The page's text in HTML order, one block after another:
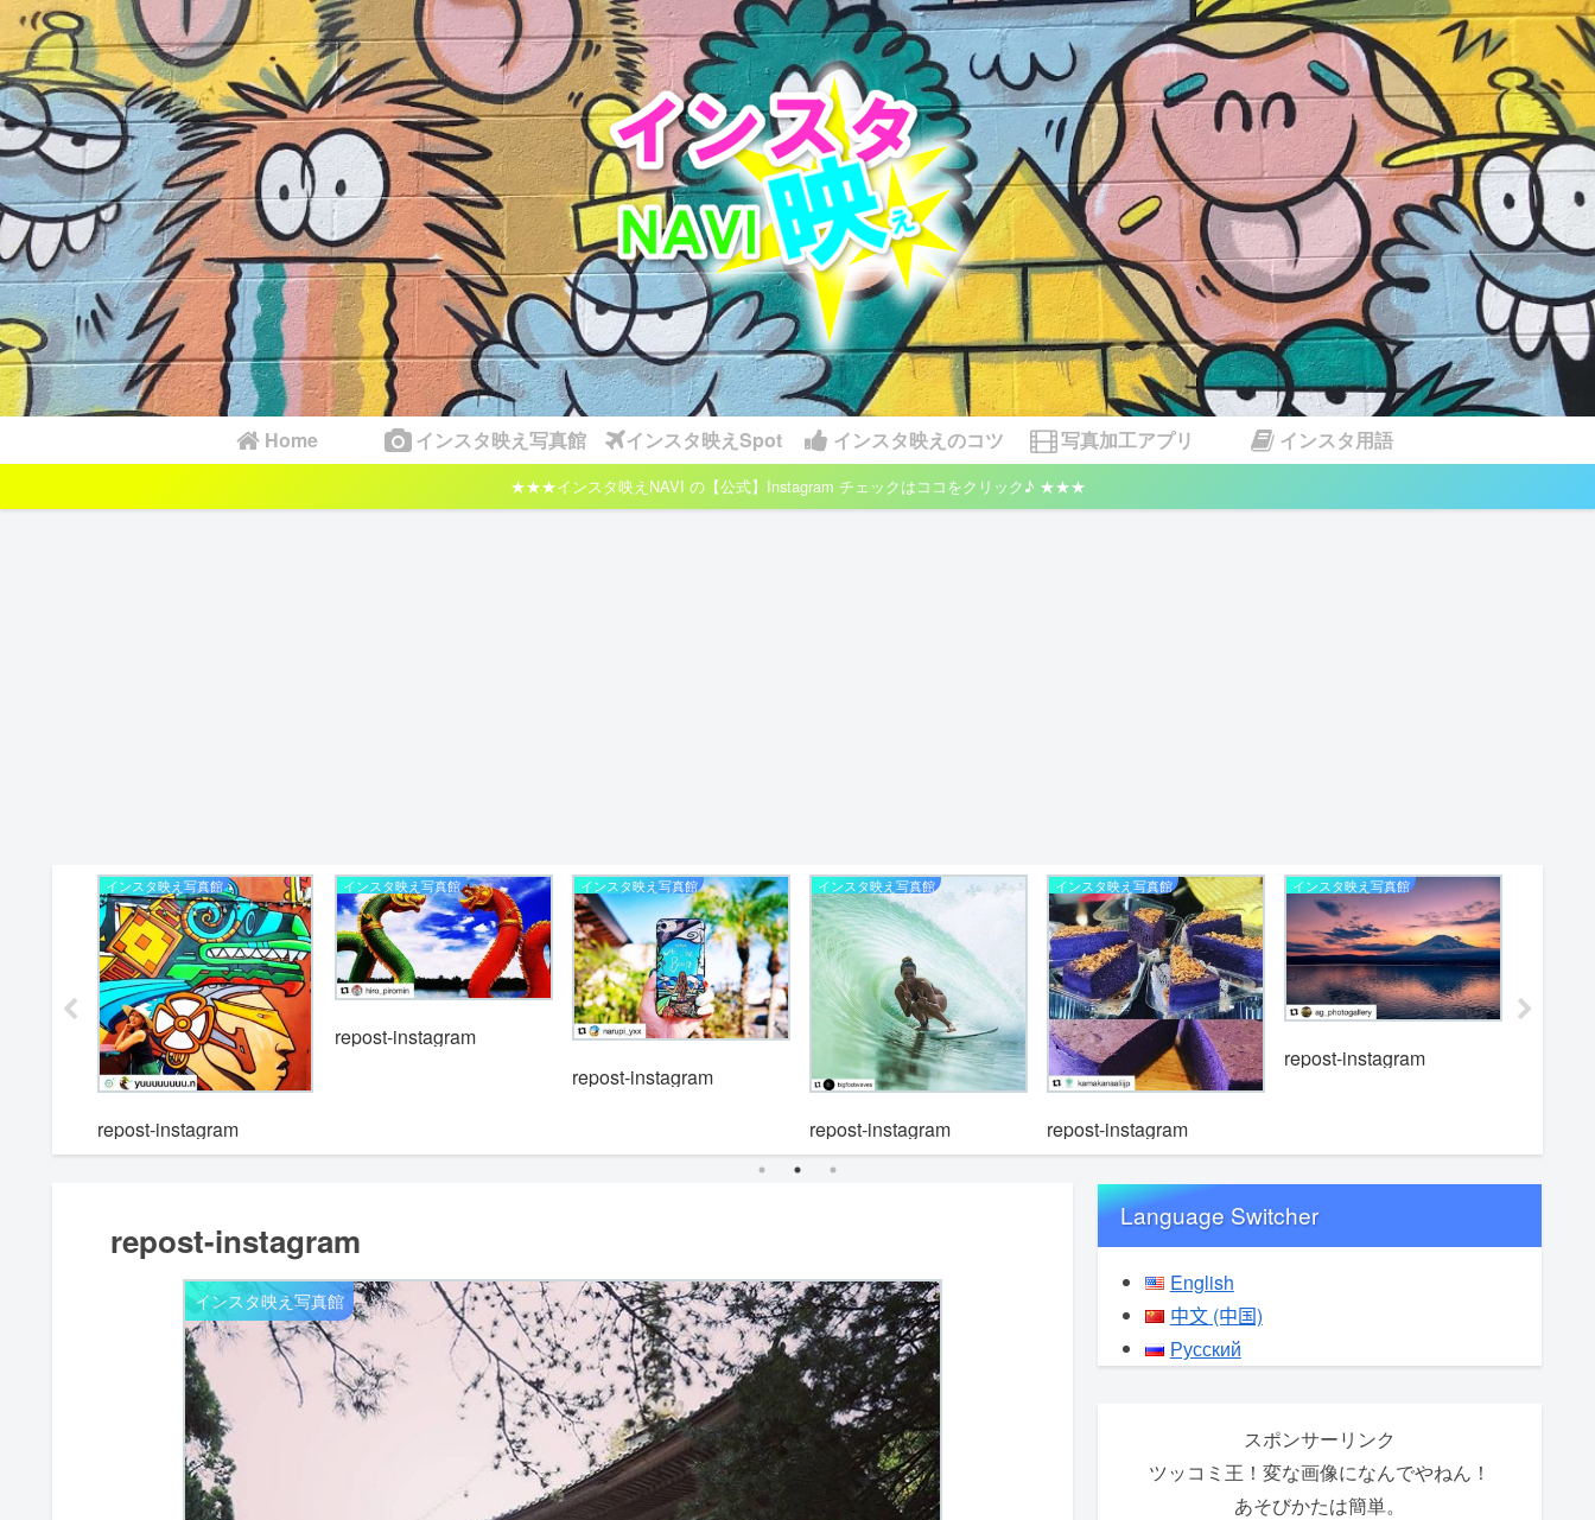
Home インスタ映え写真館 インスタ映えSpot インスタ映えのコツ 写真加工アプリ インスタ用語
★★★インスタ映えNAVI の【公式】Instagram チェックはココをクリック♪ ★★★
インスタ映え写真館
repost-instagram
インスタ映え写真館
repost-instagram
インスタ映え写真館
repost-instagram
インスタ映え写真館
repost-instagram
インスタ映え写真館
repost-instagram
インスタ映え写真館
repost-instagram
repost-instagram
インスタ映え写真館
Language Switcher
English
中文 (中国)
Русский
スポンサーリンク
ツッコミ王！変な画像になんでやねん！
あそびかたは簡単。